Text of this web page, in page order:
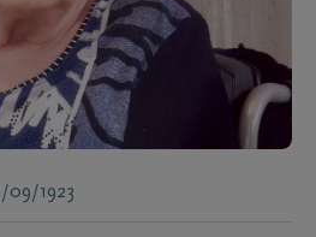
09/1923